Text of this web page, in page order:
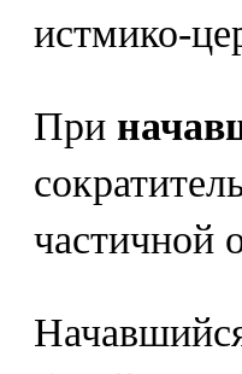
истмико-
При
частичной